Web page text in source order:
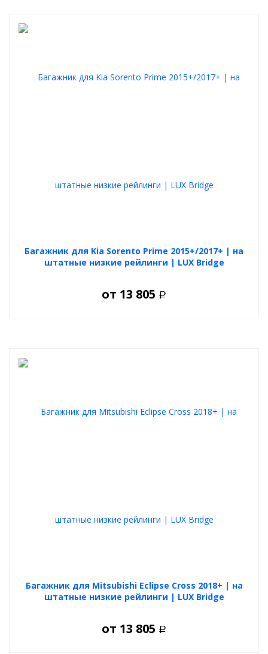
Багажник для Kia Sorento Prime 2015+/2017+ | на
штатные низкие рейлинги | LUX Bridge
от 13 805 Р
Багажник для Mitsubishi Eclipse Cross 2018+ | на
штатные низкие рейлинги | LUX Bridge
от 13 805 Р